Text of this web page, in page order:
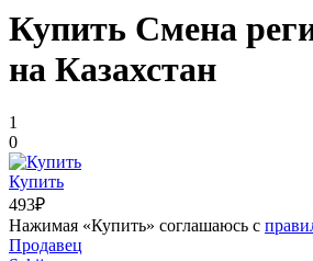
Купить Смена
на Казахстан
1
0
Купить
493₽
Нажимая «Купить» соглашаюсь с
Продавец